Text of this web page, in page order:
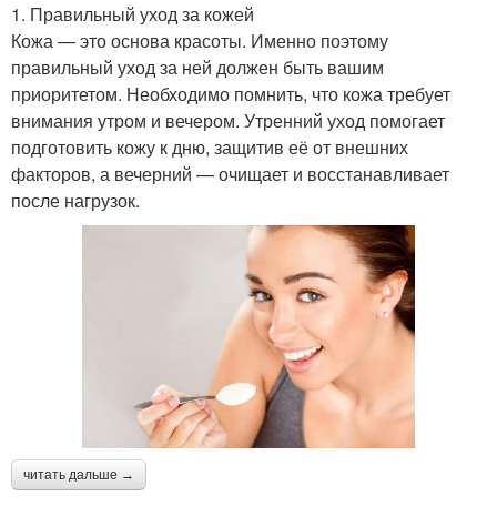
1. Правильный уход за кожей
Кожа — это основа красоты. Именно поэтому
правильный уход за ней должен быть вашим
приоритетом. Необходимо помнить, что кожа требует
внимания утром и вечером. Утренний уход помогает
подготовить кожу к дню, защитив её от внешних
факторов, а вечерний — очищает и восстанавливает
после нагрузок.
читать дальше →